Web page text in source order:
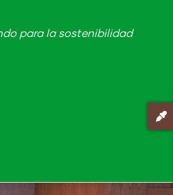
para la sostenibilidad